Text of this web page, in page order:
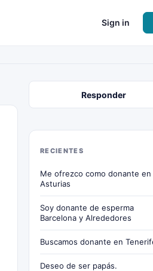
Sign in
Responder
RECIENTES
Me ofrezco como donante en
Asturias
Soy donante de esperma
Barcelona y Alrededores
Buscamos donante en
Deseo de ser papás.